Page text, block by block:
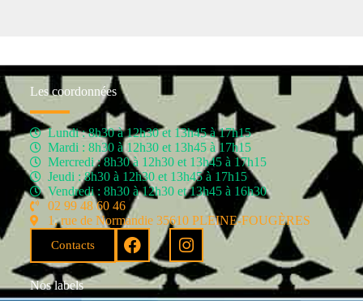
Les coordonnées
Lundi : 8h30 à 12h30 et 13h45 à 17h15
Mardi : 8h30 à 12h30 et 13h45 à 17h15
Mercredi : 8h30 à 12h30 et 13h45 à 17h15
Jeudi : 8h30 à 12h30 et 13h45 à 17h15
Vendredi : 8h30 à 12h30 et 13h45 à 16h30
02 99 48 60 46
1, rue de Normandie 35610 PLEINE-FOUGÈRES
Contacts
Nos labels